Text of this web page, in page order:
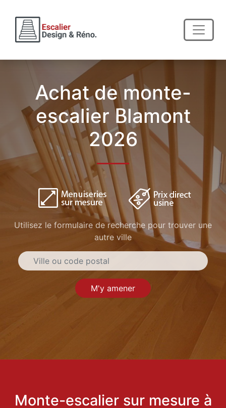
Achat de monte-
escalier Blamont
2026
Utilisez le formulaire de recherche pour trouver une
autre ville
M'y amener
Monte-escalier sur mesure à